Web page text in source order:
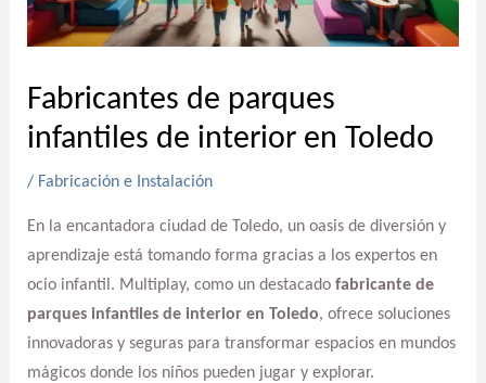
Fabricantes de parques
infantiles de interior en Toledo
/ Fabricación e Instalación
En la encantadora ciudad de Toledo, un oasis de diversión y
aprendizaje está tomando forma gracias a los expertos en
ocio infantil. Multiplay, como un destacado fabricante de
parques infantiles de interior en Toledo, ofrece soluciones
innovadoras y seguras para transformar espacios en mundos
mágicos donde los niños pueden jugar y explorar.